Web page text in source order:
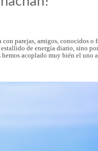
parejas, amigos, conocidos o
de energía diario, sino
acoplado muy bién el uno